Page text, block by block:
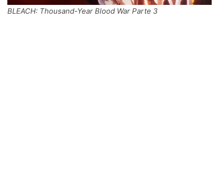
BLEACH: Thousand-Year Blood War Parte 3